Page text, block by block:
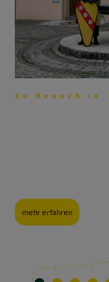
Zu Besuch in
mehr erfahren